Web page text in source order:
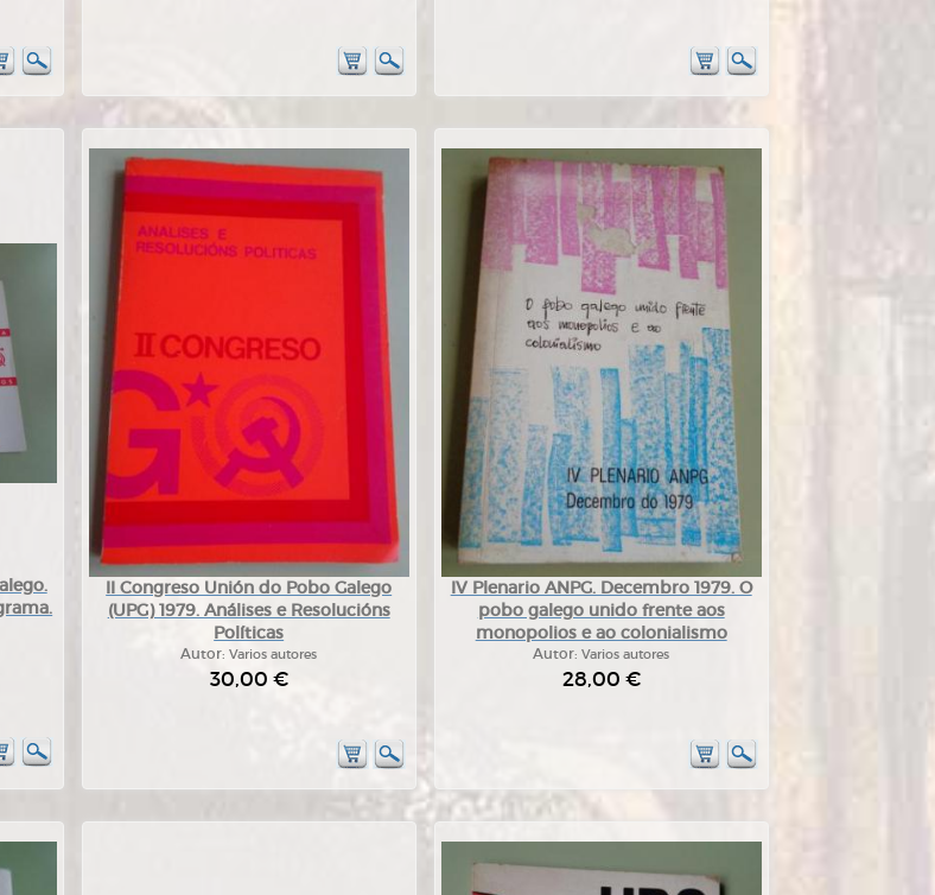
II Congreso Unión do Pobo Galego
(UPG) 1979. Análises e Resolucións
Políticas
Autor:Varios autores
30,00 €
IV Plenario ANPG. Decembro 1979. O
pobo galego unido frente aos
monopolios e ao colonialismo
Autor:Varios autores
28,00 €